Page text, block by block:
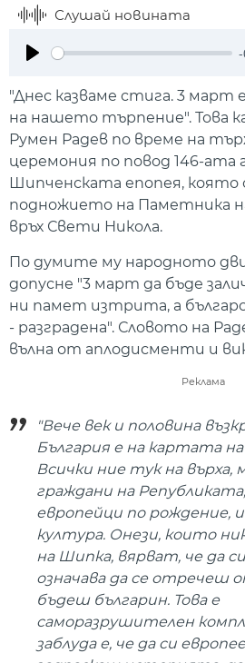
Слушай новината
"Днес казваме стига. 3 март
на нашето търпение". Това
Румен Радев по време на
церемония по повод 146-
Шипченската епопея, която
подножието на Паметника
връх Свети Никола.
По думите му народното
допусне "3 март да бъде
ни памет изтрита, а
- разградена". Словото на
вълна от аплодисменти и
Реклама
"Вече век и половина
България е на картата
Всички ние тук на върха,
граждани на
европейци по рождение,
култура. Онези, които
на Шипка, вярват, че да
означава да се отречеш
бъдеш българин. Това е
саморазрушителен
заблуда е, че да си